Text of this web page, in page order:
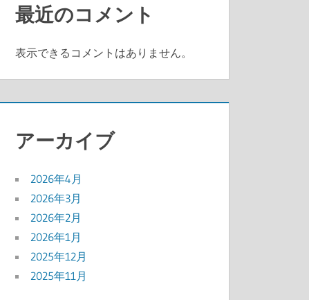
最近のコメント
表示できるコメントはありません。
アーカイブ
2026年4月
2026年3月
2026年2月
2026年1月
2025年12月
2025年11月